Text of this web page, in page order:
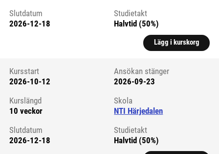
Slutdatum
2026-12-18
Studietakt
Halvtid (50%)
Lägg i kurskorg
Kursstart 6290050
Kursstart
2026-10-12
Ansökan stänger
2026-09-23
Kurslängd
10 veckor
Skola
NTI Härjedalen
Slutdatum
2026-12-18
Studietakt
Halvtid (50%)